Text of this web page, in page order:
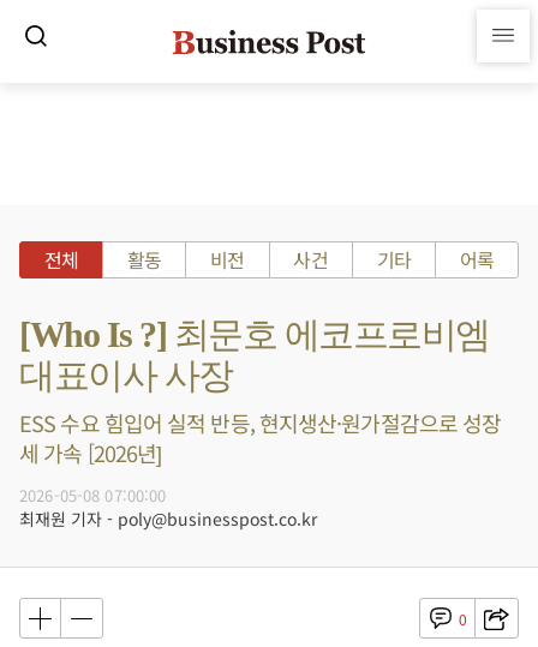
전체 활동 비전 사건 기타 어록
[Who Is ?] 최문호 에코프로비엠
대표이사 사장
ESS 수요 힘입어 실적 반등, 현지생산·원가절감으로 성장
세 가속 [2026년]
2026-05-08 07:00:00
최재원 기자 - poly@businesspost.co.kr
0